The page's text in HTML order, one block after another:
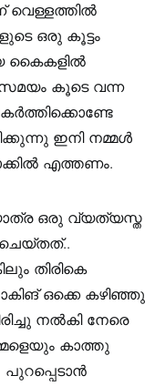
വെള്ളത്തിൽ
ഒരു കൂട്ടം
കൈകളിൽ
കൂടെ വന്ന
ഇനി നമ്മൾ
എത്തണം.
ഒരു വ്യത്യസ്ത
തിരികെ
ഒക്കെ കഴിഞ്ഞു
നൽകി നേരെ
കാത്തു